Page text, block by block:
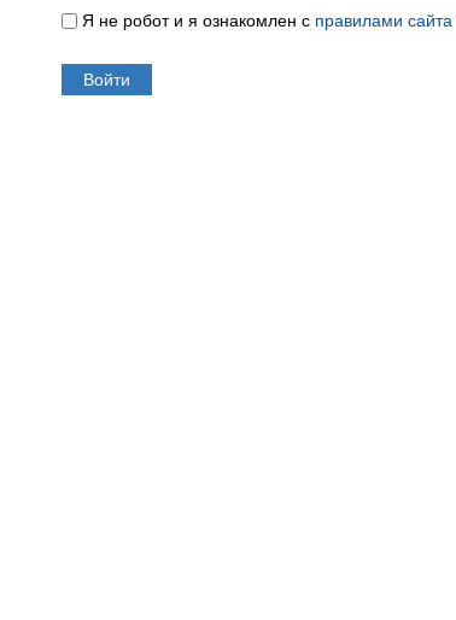
Я не робот и я ознакомлен с правилами сайта